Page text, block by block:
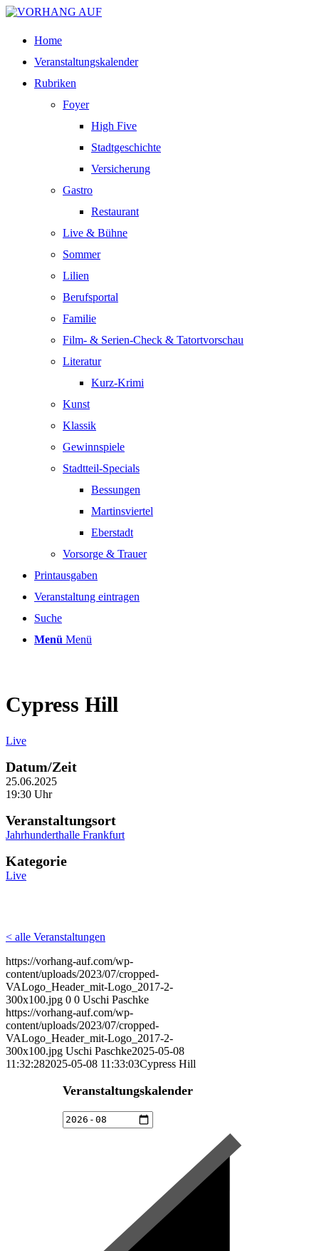
Home
Veranstaltungskalender
Rubriken
Foyer
High Five
Stadtgeschichte
Versicherung
Gastro
Restaurant
Live & Bühne
Sommer
Lilien
Berufsportal
Familie
Film- & Serien-Check & Tatortvorschau
Literatur
Kurz-Krimi
Kunst
Klassik
Gewinnspiele
Stadtteil-Specials
Bessungen
Martinsviertel
Eberstadt
Vorsorge & Trauer
Printausgaben
Veranstaltung eintragen
Suche
Menü Menü
Cypress Hill
Live
Datum/Zeit
25.06.2025
19:30 Uhr
Veranstaltungsort
Jahrhunderthalle Frankfurt
Kategorie
Live
< alle Veranstaltungen
https://vorhang-auf.com/wp-
content/uploads/2023/07/cropped-
VALogo_Header_mit-Logo_2017-2-
300x100.jpg 0 0 Uschi Paschke
https://vorhang-auf.com/wp-
content/uploads/2023/07/cropped-
VALogo_Header_mit-Logo_2017-2-
300x100.jpg Uschi Paschke2025-05-08
11:32:282025-05-08 11:33:03Cypress Hill
Veranstaltungskalender